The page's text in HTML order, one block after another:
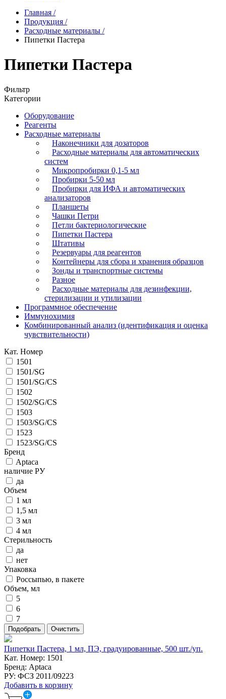
Главная /
Продукция /
Расходные материалы /
Пипетки Пастера
Пипетки Пастера
Фильтр
Категории
Оборудование
Реагенты
Расходные материалы
Наконечники для дозаторов
Расходные материалы для автоматических
систем
Микропробирки 0,1-5 мл
Пробирки 5-50 мл
Пробирки для ИФА и автоматических
анализаторов
Планшеты
Чашки Петри
Петли бактериологические
Пипетки Пастера
Штативы
Резервуары для реагентов
Контейнеры для сбора и хранения образцов
Зонды и транспортные системы
Разное
Расходные материалы для дезинфекции,
стерилизации и утилизации
Программное обеспечение
Иммунохимия
Комбинированный анализ (идентификация и оценка
чувствительности)
Кат. Номер
1501
1501/SG
1501/SG/CS
1502
1502/SG/CS
1503
1503/SG/CS
1523
1523/SG/CS
Бренд
Aptaca
наличие РУ
да
Объем
1 мл
1,5 мл
3 мл
4 мл
Стерильность
да
нет
Упаковка
Россыпью, в пакете
Объем, мл
5
6
7
Пипетки Пастера, 1 мл, ПЭ, градуированные, 500 шт./уп.
Кат. Номер: 1501
Бренд: Aptaca
РУ: ФСЗ 2011/09223
Добавить в корзину